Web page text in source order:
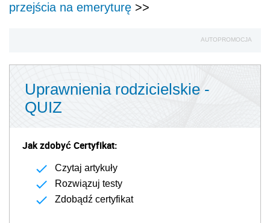
przejścia na emeryturę >>
AUTOPROMOCJA
Uprawnienia rodzicielskie -
QUIZ
Jak zdobyć Certyfikat:
Czytaj artykuły
Rozwiązuj testy
Zdobądź certyfikat